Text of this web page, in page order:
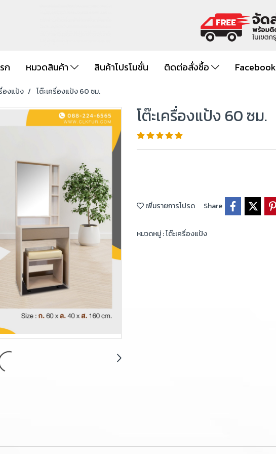
ก หมวดสินค้า สินค้าโปรโมชั่น ติดต่อสั่งซื้อ Facebook
องแป้ง โต๊ะเครื่องแป้ง 60 ซม.
โต๊ะเครื่องแป้ง 60 ซม.
เพิ่มรายการโปรด Share
หมวดหมู่ :โต๊ะเครื่องแป้ง